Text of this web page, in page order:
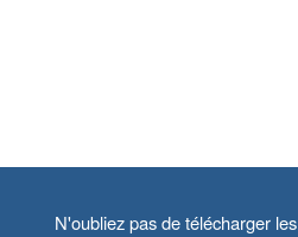
N'oubliez pas de télécharger les